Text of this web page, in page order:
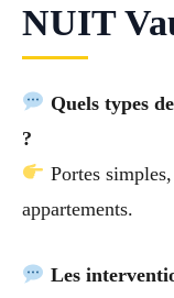
NUIT
Quels types
?
Portes
appartements.
Les